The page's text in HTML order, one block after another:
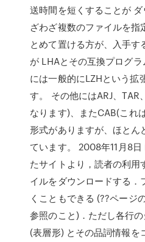
送時間を短くすることが
ざわざ複数のファイルを指
とめて置ける方が、入手す
が LHAとその互換プログ
には一般的にLZHという拡
す。 その他にはARJ、TAR
なります)、またCAB(これ
形式がありますが、ほとん
ています。 2008年11月8
たサイトより，読者の利用
イルをダウンロードする．
くこともできる (??ページ
参照のこと)．ただし各行
(表層形) とその品詞情報を